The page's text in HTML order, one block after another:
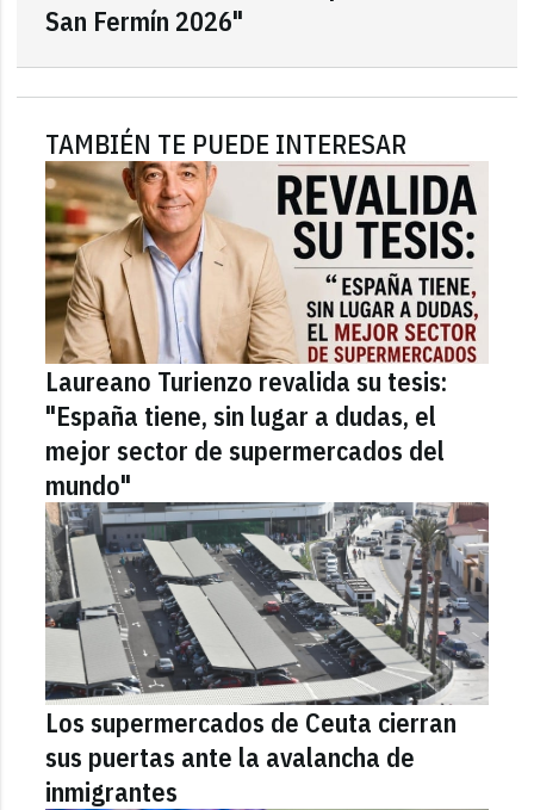
San Fermín 2026"
TAMBIÉN TE PUEDE INTERESAR
Laureano Turienzo revalida su tesis:
"España tiene, sin lugar a dudas, el
mejor sector de supermercados del
mundo"
Los supermercados de Ceuta cierran
sus puertas ante la avalancha de
inmigrantes